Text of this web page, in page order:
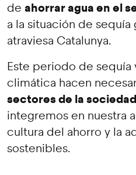
de ahorrar agua en el
a la situación de sequía
atraviesa Catalunya.
Este periodo de sequía
climática hacen
sectores de la sociedad
integremos en nuestra
cultura del ahorro y la
sostenibles.